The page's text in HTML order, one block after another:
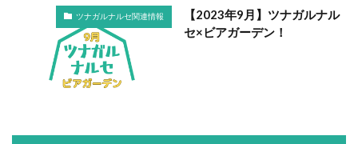
ツナガルナルセ関連情報
【2023年9月】ツナガルナル
セ×ビアガーデン！